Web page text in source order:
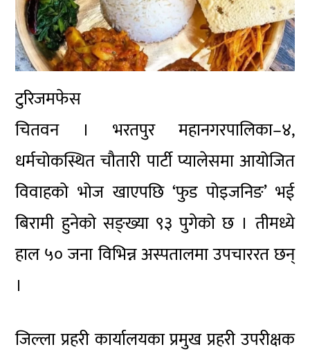
टुरिजमफेस
चितवन । भरतपुर महानगरपालिका–४,
धर्मचोकस्थित चौतारी पार्टी प्यालेसमा आयोजित
विवाहको भोज खाएपछि ‘फुड पोइजनिङ’ भई
बिरामी हुनेको सङ्ख्या ९३ पुगेको छ । तीमध्ये
हाल ५० जना विभिन्न अस्पतालमा उपचाररत छन्
।
जिल्ला प्रहरी कार्यालयका प्रमुख प्रहरी उपरीक्षक